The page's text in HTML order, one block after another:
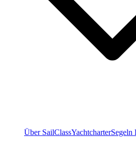
Über SailClassYachtcharterSegeln